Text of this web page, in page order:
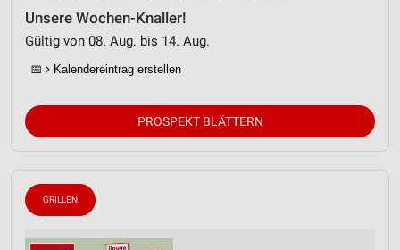
Unsere Wochen-Knaller!
Gültig von 08. Aug. bis 14. Aug.
📅 Kalendereintrag erstellen
PROSPEKT BLÄTTERN
GRILLEN